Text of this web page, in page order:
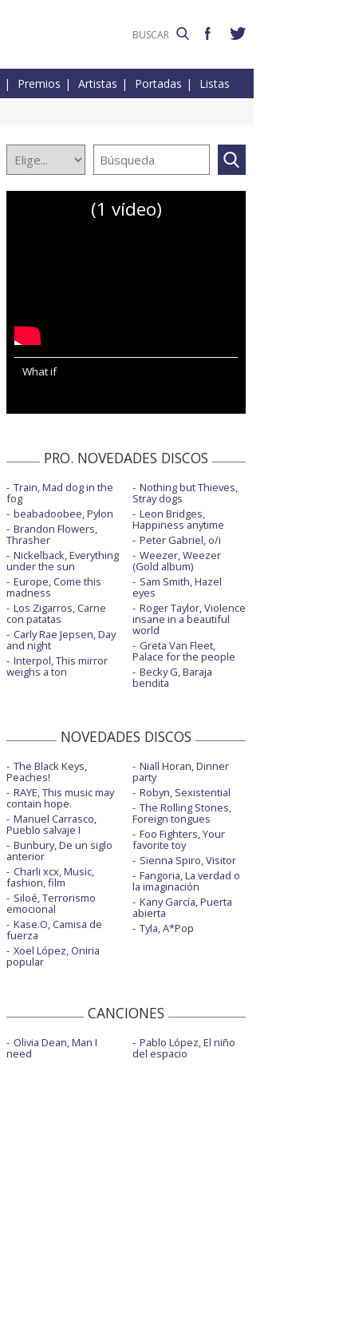
Premios Artistas Portadas Listas
(1 vídeo)
What if
PRO. NOVEDADES DISCOS
Train, Mad dog in the
fog
beabadoobee, Pylon
Brandon Flowers,
Thrasher
Nickelback, Everything
under the sun
Europe, Come this
madness
Los Zigarros, Carne
con patatas
Carly Rae Jepsen, Day
and night
Interpol, This mirror
weighs a ton
Nothing but Thieves,
Stray dogs
Leon Bridges,
Happiness anytime
Peter Gabriel, o/i
Weezer, Weezer
(Gold album)
Sam Smith, Hazel
eyes
Roger Taylor, Violence
insane in a beautiful
world
Greta Van Fleet,
Palace for the people
Becky G, Baraja
bendita
NOVEDADES DISCOS
The Black Keys,
Peaches!
RAYE, This music may
contain hope.
Manuel Carrasco,
Pueblo salvaje I
Bunbury, De un siglo
anterior
Charli xcx, Music,
fashion, film
Siloé, Terrorismo
emocional
Kase.O, Camisa de
fuerza
Xoel López, Oniria
popular
Niall Horan, Dinner
party
Robyn, Sexistential
The Rolling Stones,
Foreign tongues
Foo Fighters, Your
favorite toy
Sienna Spiro, Visitor
Fangoria, La verdad o
la imaginación
Kany García, Puerta
abierta
Tyla, A*Pop
CANCIONES
Olivia Dean, Man I
need
Pablo López, El niño
del espacio